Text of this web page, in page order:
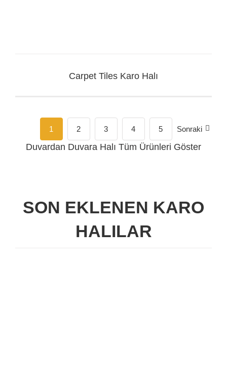
Carpet Tiles Karo Halı
1 2 3 4 5 Sonraki
Duvardan Duvara Halı Tüm Ürünleri Göster
SON EKLENEN KARO
HALILAR